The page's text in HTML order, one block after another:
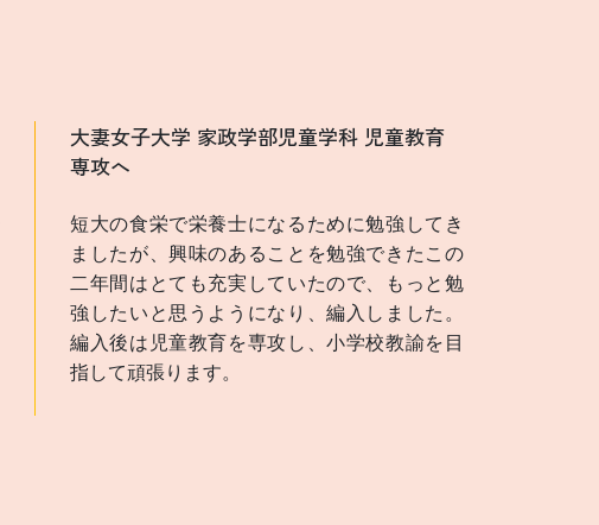
大妻女子大学 家政学部児童学科 児童教育
専攻へ
短大の食栄で栄養士になるために勉強してき
ましたが、興味のあることを勉強できたこの
二年間はとても充実していたので、もっと勉
強したいと思うようになり、編入しました。
編入後は児童教育を専攻し、小学校教諭を目
指して頑張ります。